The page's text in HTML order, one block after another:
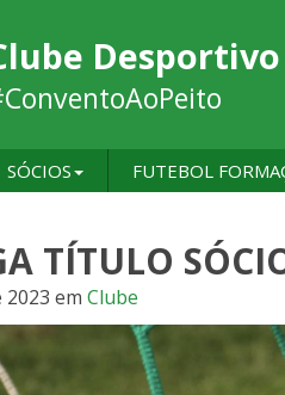
SÓCIOS FUTEBOL
TÍTULO
2023 em Clube